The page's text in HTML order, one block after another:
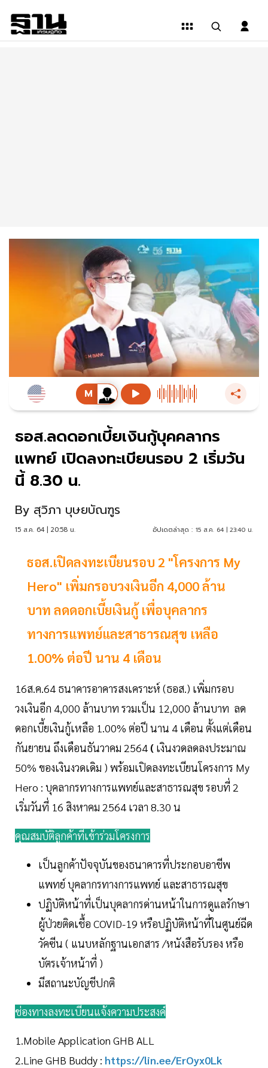
ธอส.ลดดอกเบี้ยเงินกู้บุคคลากร
แพทย์ เปิดลงทะเบียนรอบ 2 เริ่มวัน
นี้ 8.30 น.
By สุวิภา บุษยบัณฑูร
15 ส.ค. 64 | 20:58 น. อัปเดตล่าสุด : 15 ส.ค. 64 | 23:40 น.
ธอส.เปิดลงทะเบียนรอบ 2 "โครงการ My
Hero" เพิ่มกรอบวงเงินอีก 4,000 ล้าน
บาท ลดดอกเบี้ยเงินกู้ เพื่อบุคลากร
ทางการแพทย์และสาธารณสุข เหลือ
1.00% ต่อปี นาน 4 เดือน
16ส.ค.64 ธนาคารอาคารสงเคราะห์ (ธอส.) เพิ่มกรอบ
วงเงินอีก 4,000 ล้านบาท รวมเป็น 12,000 ล้านบาท ลด
ดอกเบี้ยเงินกู้เหลือ 1.00% ต่อปี นาน 4 เดือน ตั้งแต่เดือน
กันยายน ถึงเดือนธันวาคม 2564 ( เงินงวดลดลงประมาณ
50% ของเงินงวดเดิม ) พร้อมเปิดลงทะเบียนโครงการ My
Hero : บุคลากรทางการแพทย์และสาธารณสุข รอบที่ 2
เริ่มวันที่ 16 สิงหาคม 2564 เวลา 8.30 น
คุณสมบัติลูกค้าที่เข้าร่วมโครงการ
เป็นลูกค้าปัจจุบันของธนาคารที่ประกอบอาชีพ
แพทย์ บุคลากรทางการแพทย์ และสาธารณสุข
ปฏิบัติหน้าที่เป็นบุคลากรด่านหน้าในการดูแลรักษา
ผู้ป่วยติดเชื้อ COVID-19 หรือปฏิบัติหน้าที่ในศูนย์ฉีด
วัคซีน ( แนบหลักฐานเอกสาร /หนังสือรับรอง หรือ
บัตรเจ้าหน้าที่ )
มีสถานะบัญชีปกติ
ช่องทางลงทะเบียนแจ้งความประสงค์
1.Mobile Application GHB ALL
2.Line GHB Buddy : https://lin.ee/ErOyx0Lk